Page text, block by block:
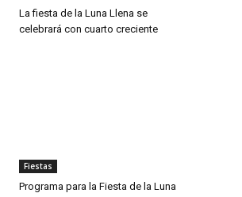
La fiesta de la Luna Llena se
celebrará con cuarto creciente
Fiestas
Programa para la Fiesta de la Luna